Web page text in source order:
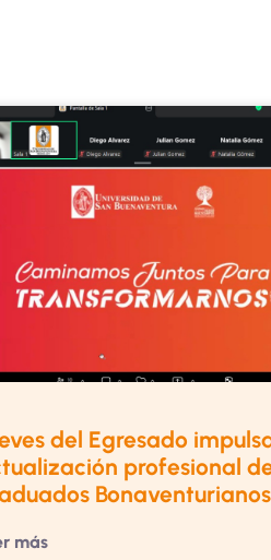
del Egresado
profesional
Bonaventurianos
más